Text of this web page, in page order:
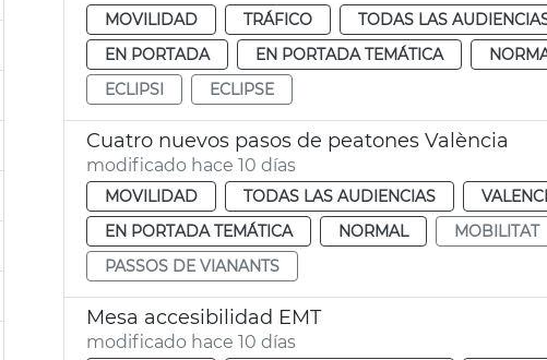
MOVILIDAD TRÁFICO TODAS LAS
EN PORTADA
EN PORTADA TEMÁTICA
ECLIPSI
ECLIPSE
Cuatro nuevos pasos de peatones València
modificado hace 10 días
MOVILIDAD TODAS LAS AUDIENCIAS
EN PORTADA TEMÁTICA
NORMAL MOBILITAT
PASSOS DE VIANANTS
Mesa accesibilidad EMT
modificado hace 10 días